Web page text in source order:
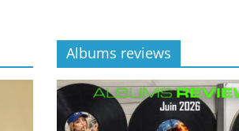
Albums reviews